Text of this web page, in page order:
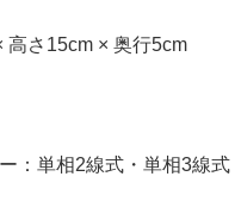
高さ15cm × 奥行5cm
：単相2線式・単相3線式